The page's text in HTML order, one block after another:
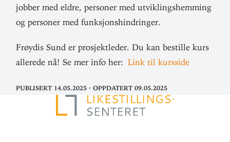
jobber med eldre, per­soner med utvik­lings­hemming
og per­soner med funksjonshindringer.
Frøydis Sund er pro­sjekt­leder. Du kan bestille kurs
allerede nå! Se mer info her:Link til kursside
Publisert 14.05.2025· Oppdatert 09.05.2025